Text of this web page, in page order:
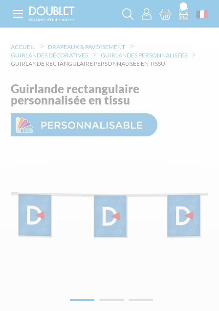
ACCUEIL
DRAPEAUX & PAVOISEMENT
GUIRLANDES DÉCORATIVES
GUIRLANDES PERSONNALISÉES
GUIRLANDE RECTANGULAIRE PERSONNALISÉE EN TISSU
Guirlande rectangulaire
personnalisée en tissu
Skip
to
the